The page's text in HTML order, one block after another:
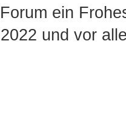
ein
und vor